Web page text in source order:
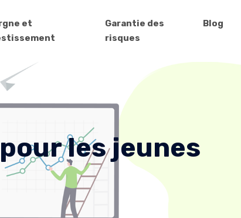
et
Garantie des
risques
Blog
les jeunes